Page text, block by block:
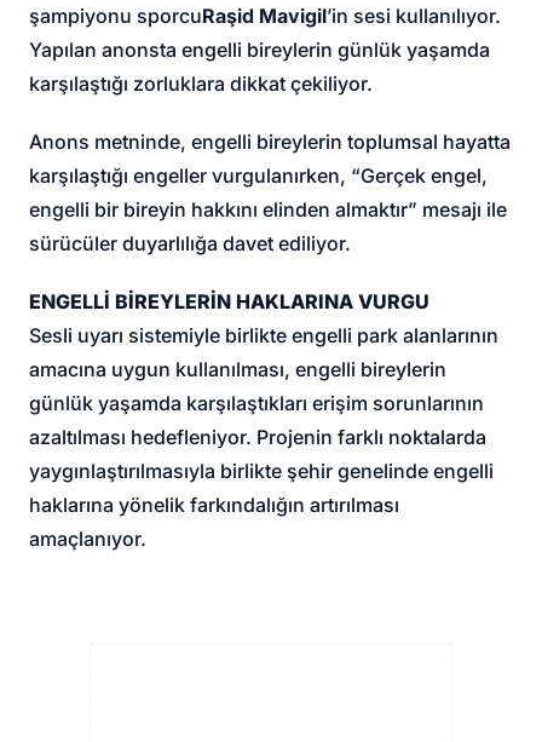
şampiyonu sporcuRaşid Mavigil’in sesi kullanılıyor.
Yapılan anonsta engelli bireylerin günlük yaşamda
karşılaştığı zorluklara dikkat çekiliyor.
Anons metninde, engelli bireylerin toplumsal hayatta
karşılaştığı engeller vurgulanırken, “Gerçek engel,
engelli bir bireyin hakkını elinden almaktır” mesajı ile
sürücüler duyarlılığa davet ediliyor.
ENGELLİ BİREYLERİN HAKLARINA VURGU
Sesli uyarı sistemiyle birlikte engelli park alanlarının
amacına uygun kullanılması, engelli bireylerin
günlük yaşamda karşılaştıkları erişim sorunlarının
azaltılması hedefleniyor. Projenin farklı noktalarda
yaygınlaştırılmasıyla birlikte şehir genelinde engelli
haklarına yönelik farkındalığın artırılması
amaçlanıyor.